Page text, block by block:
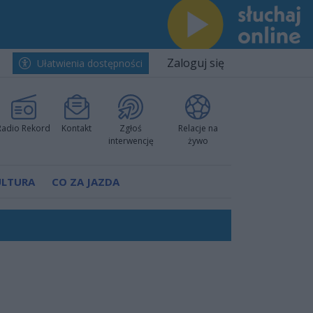
Ułatwienia dostępności Zaloguj się
Rekord Kontakt
Zgłoś
interwencję
Relacje na
żywo
CO ZA JAZDA